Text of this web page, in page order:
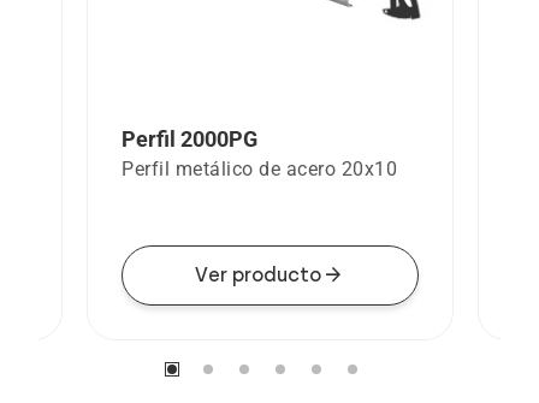
Perfil 2000PG
Perfil metálico de acero 20x10
Ver producto arrow_forward